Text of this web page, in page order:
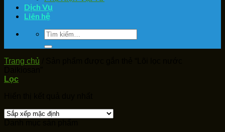
Dịch Vụ
Liên hệ
Tìm
kiếm:
Trang chủ
Lọc